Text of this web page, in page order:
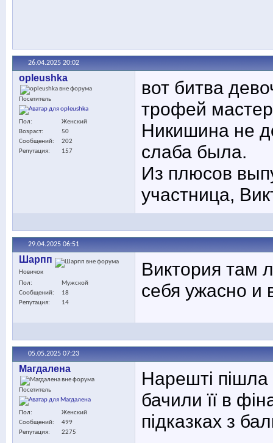
26.04.2025 20:02
opleushka
Посетитель
Пол
Женский
Возраст
50
Сообщений
202
Репутация
157
вот битва
трофей
Никишина не
слаба была.
Из плюсов
участница,
29.04.2025 06:51
Шарпп
Новичок
Пол
Мужской
Сообщений
18
Репутация
14
Виктория там
себя ужасно и
05.05.2025 07:23
Maгдалена
Посетитель
Пол
Женский
Сообщений
499
Репутация
2275
Нарешті
бачили її в
підказках з